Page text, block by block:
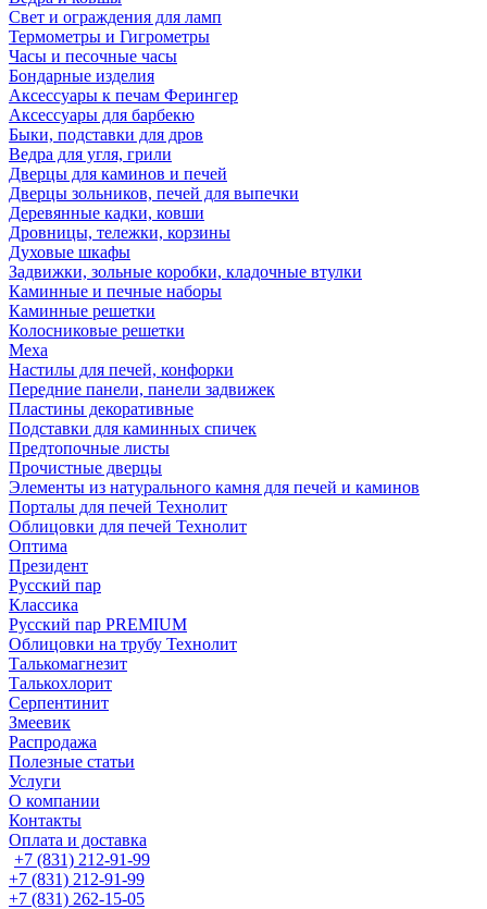
Свет и ограждения для ламп
Термометры и Гигрометры
Часы и песочные часы
Бондарные изделия
Аксессуары к печам Ферингер
Аксессуары для барбекю
Быки, подставки для дров
Ведра для угля, грили
Дверцы для каминов и печей
Дверцы зольников, печей для выпечки
Деревянные кадки, ковши
Дровницы, тележки, корзины
Духовые шкафы
Задвижки, зольные коробки, кладочные втулки
Каминные и печные наборы
Каминные решетки
Колосниковые решетки
Меха
Настилы для печей, конфорки
Передние панели, панели задвижек
Пластины декоративные
Подставки для каминных спичек
Предтопочные листы
Прочистные дверцы
Элементы из натурального камня для печей и каминов
Порталы для печей Технолит
Облицовки для печей Технолит
Оптима
Президент
Русский пар
Классика
Русский пар PREMIUM
Облицовки на трубу Технолит
Талькомагнезит
Талькохлорит
Серпентинит
Змеевик
Распродажа
Полезные статьи
Услуги
О компании
Контакты
Оплата и доставка
+7 (831) 212-91-99
+7 (831) 212-91-99
+7 (831) 262-15-05